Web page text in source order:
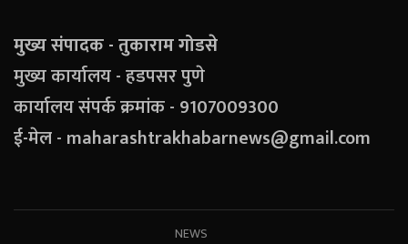
मुख्य संपादक - तुकाराम गोडसे
मुख्य कार्यालय - हडपसर पुणे
कार्यालय संपर्क क्रमांक - 9107009300
ई-मेल - maharashtrakhabarnews@gmail.com
NEWS